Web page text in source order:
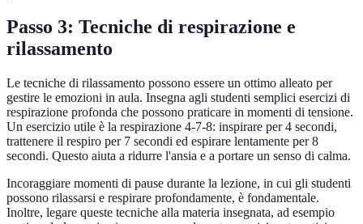
Passo 3: Tecniche di respirazione e
rilassamento
Le tecniche di rilassamento possono essere un ottimo alleato per
gestire le emozioni in aula. Insegna agli studenti semplici esercizi di
respirazione profonda che possono praticare in momenti di tensione.
Un esercizio utile è la respirazione 4-7-8: inspirare per 4 secondi,
trattenere il respiro per 7 secondi ed espirare lentamente per 8
secondi. Questo aiuta a ridurre l'ansia e a portare un senso di calma.
Incoraggiare momenti di pause durante la lezione, in cui gli studenti
possono rilassarsi e respirare profondamente, è fondamentale.
Inoltre, legare queste tecniche alla materia insegnata, ad esempio